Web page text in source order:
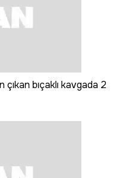
bıçaklı kavgada 2